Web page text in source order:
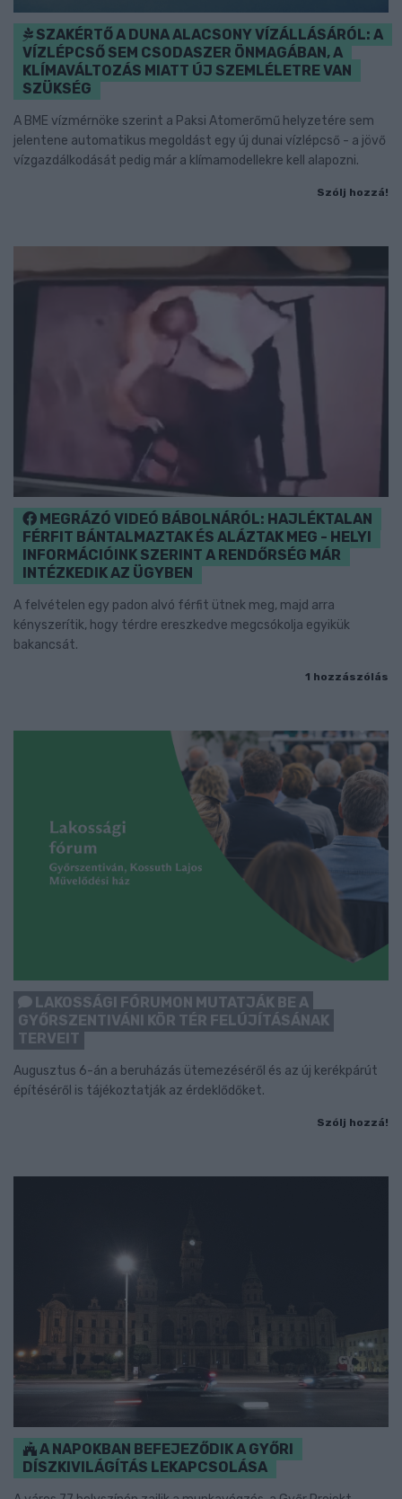
SZAKÉRTŐ A DUNA ALACSONY VÍZÁLLÁSÁRÓL: A
VÍZLÉPCSŐ SEM CSODASZER ÖNMAGÁBAN, A
KLÍMAVÁLTOZÁS MIATT ÚJ SZEMLÉLETRE VAN
SZÜKSÉG
A BME vízmérnöke szerint a Paksi Atomerőmű helyzetére sem
jelentene automatikus megoldást egy új dunai vízlépcső - a jövő
vízgazdálkodását pedig már a klímamodellekre kell alapozni.
Szólj hozzá!
MEGRÁZÓ VIDEÓ BÁBOLNÁRÓL: HAJLÉKTALAN
FÉRFIT BÁNTALMAZTAK ÉS ALÁZTAK MEG - HELYI
INFORMÁCIÓINK SZERINT A RENDŐRSÉG MÁR
INTÉZKEDIK AZ ÜGYBEN
A felvételen egy padon alvó férfit ütnek meg, majd arra
kényszerítik, hogy térdre ereszkedve megcsókolja egyikük
bakancsát.
1 hozzászólás
LAKOSSÁGI FÓRUMON MUTATJÁK BE A
GYŐRSZENTIVÁNI KÖR TÉR FELÚJÍTÁSÁNAK
TERVEIT
Augusztus 6-án a beruházás ütemezéséről és az új kerékpárút
építéséről is tájékoztatják az érdeklődőket.
Szólj hozzá!
A NAPOKBAN BEFEJEZŐDIK A GYŐRI
DÍSZKIVILÁGÍTÁS LEKAPCSOLÁSA